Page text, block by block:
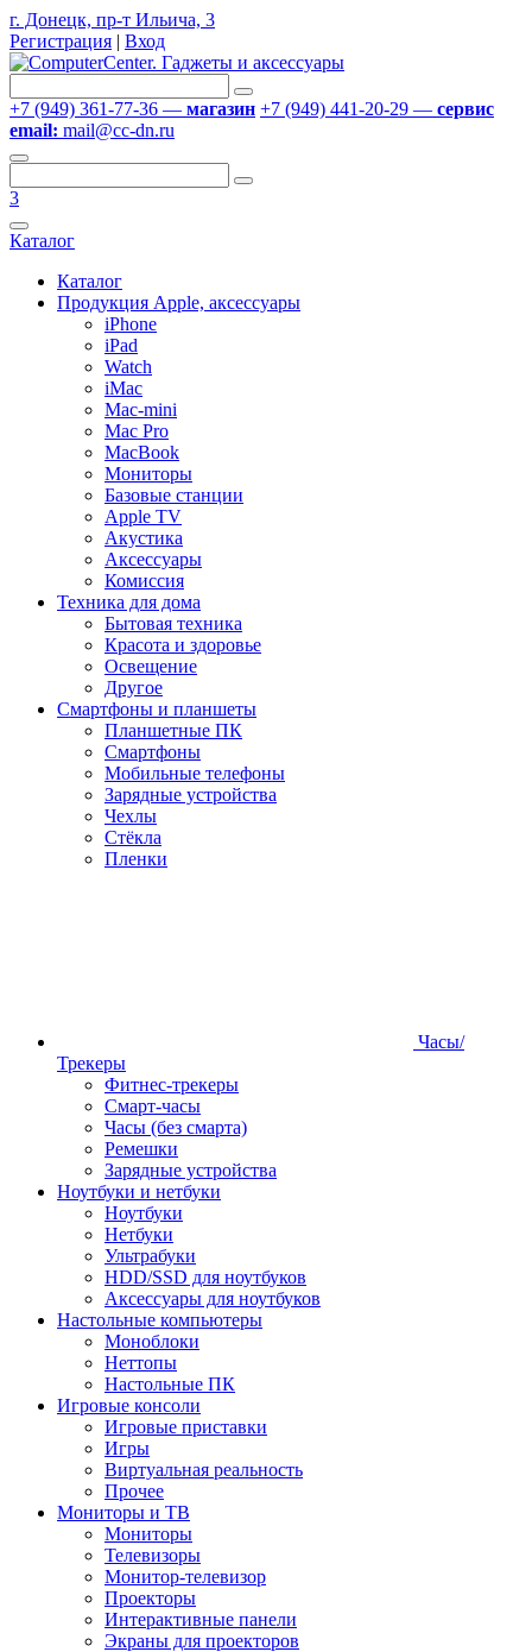
г. Донецк, пр-т Ильича, 3
Регистрация | Вход
+7 (949) 361-77-36 — магазин +7 (949) 441-20-29 — сервис
email: mail@cc-dn.ru
3
Каталог
Каталог
Продукция Apple, аксессуары
iPhone
iPad
Watch
iMac
Mac-mini
Mac Pro
MacBook
Мониторы
Базовые станции
Apple TV
Акустика
Аксессуары
Комиссия
Техника для дома
Бытовая техника
Красота и здоровье
Освещение
Другое
Смартфоны и планшеты
Планшетные ПК
Смартфоны
Мобильные телефоны
Зарядные устройства
Чехлы
Стёкла
Пленки
Часы/
Трекеры
Фитнес-трекеры
Смарт-часы
Часы (без смарта)
Ремешки
Зарядные устройства
Ноутбуки и нетбуки
Ноутбуки
Нетбуки
Ультрабуки
HDD/SSD для ноутбуков
Аксессуары для ноутбуков
Настольные компьютеры
Моноблоки
Неттопы
Настольные ПК
Игровые консоли
Игровые приставки
Игры
Виртуальная реальность
Прочее
Мониторы и ТВ
Мониторы
Телевизоры
Монитор-телевизор
Проекторы
Интерактивные панели
Экраны для проекторов